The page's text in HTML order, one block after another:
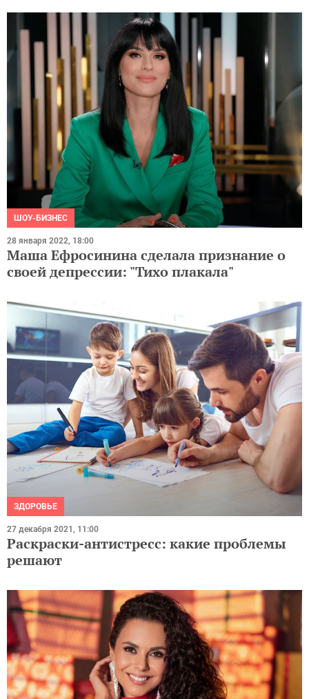
ШОУ-БИЗНЕС
28 января 2022, 18:00
Маша Ефросинина сделала признание о
своей депрессии: "Тихо плакала"
ЗДОРОВЬЕ
27 декабря 2021, 11:00
Раскраски-антистресс: какие проблемы
решают